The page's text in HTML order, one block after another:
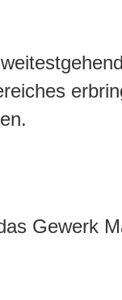
Gewerk